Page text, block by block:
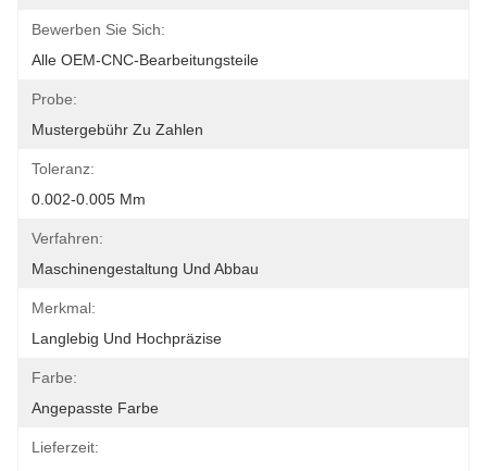
Bewerben Sie Sich:
Alle OEM-CNC-Bearbeitungsteile
Probe:
Mustergebühr Zu Zahlen
Toleranz:
0.002-0.005 Mm
Verfahren:
Maschinengestaltung Und Abbau
Merkmal:
Langlebig Und Hochpräzise
Farbe:
Angepasste Farbe
Lieferzeit: